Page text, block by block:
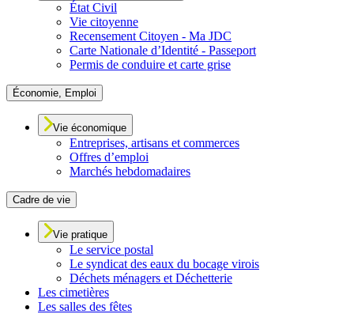
État Civil
Vie citoyenne
Recensement Citoyen - Ma JDC
Carte Nationale d’Identité - Passeport
Permis de conduire et carte grise
Économie, Emploi
Vie économique
Entreprises, artisans et commerces
Offres d’emploi
Marchés hebdomadaires
Cadre de vie
Vie pratique
Le service postal
Le syndicat des eaux du bocage virois
Déchets ménagers et Déchetterie
Les cimetières
Les salles des fêtes